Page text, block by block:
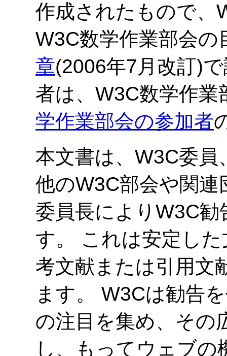
作成されたもので、
W3C数学作業部会の
章(2006年7月改訂)
者は、W3C数学作
学作業部会の参加者
本文書は、W3C委
他のW3C部会や関
委員長によりW3C
す。 これは安定し
考文献または引用文
ます。 W3Cは勧告
の注目を集め、その
し、もってウェブの